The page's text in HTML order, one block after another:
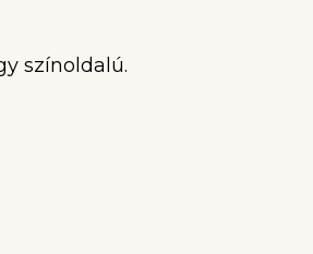
színoldalú.